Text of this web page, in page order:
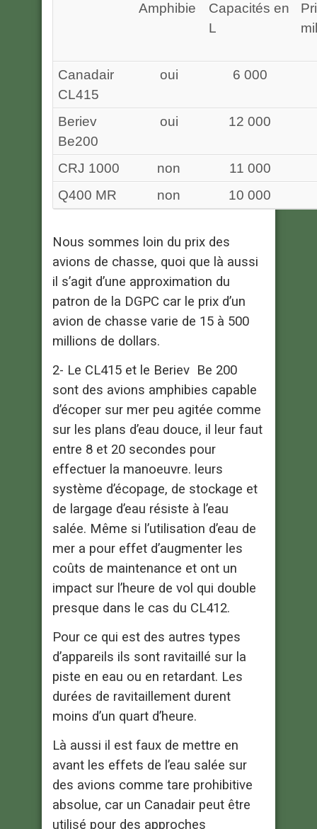
Amphibie
Capacités en
L
Canadair
CL415
oui 6 000
Beriev
Be200
oui 12 000
CRJ 1000 non
11 000
Q400 MR
non 10 000
Nous sommes loin du prix des
avions de chasse, quoi que là aussi
il s’agit d’une approximation du
patron de la DGPC car le prix d’un
avion de chasse varie de 15 à 500
millions de dollars.
2- Le CL415 et le Beriev Be 200
sont des avions amphibies capable
d’écoper sur mer peu agitée comme
sur les plans d’eau douce, il leur faut
entre 8 et 20 secondes pour
effectuer la manoeuvre. leurs
système d’écopage, de stockage et
de largage d’eau résiste à l’eau
salée. Même si l’utilisation d’eau de
mer a pour effet d’augmenter les
coûts de maintenance et ont un
impact sur l’heure de vol qui double
presque dans le cas du CL412.
Pour ce qui est des autres types
d’appareils ils sont ravitaillé sur la
piste en eau ou en retardant. Les
durées de ravitaillement durent
moins d’un quart d’heure.
Là aussi il est faux de mettre en
avant les effets de l’eau salée sur
des avions comme tare prohibitive
absolue, car un Canadair peut être
utilisé pour des approches